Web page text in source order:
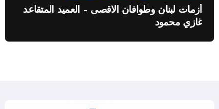
أزمات لبنان وطوافان الاقصى – العميد المتقاعد
غازي محمود